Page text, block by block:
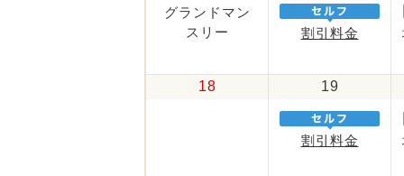
グランドマン
スリー
割引料金
18 19
割引料金